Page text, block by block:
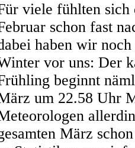
viele fühlten sich
schon fast
haben wir
vor uns: Der
beginnt
um 22.58 Uhr
März